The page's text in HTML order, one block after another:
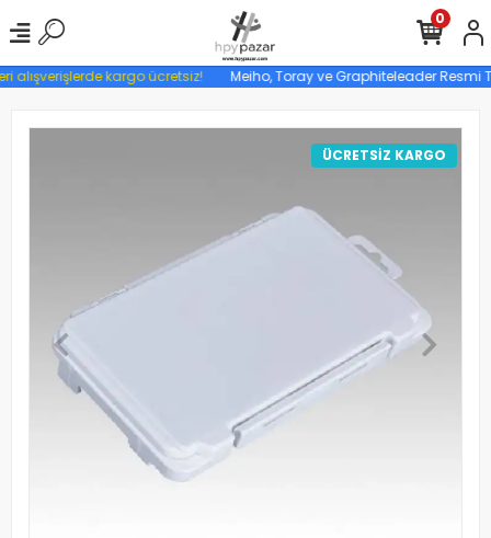
alışverişlerde kargo ücretsiz! Meiho, Toray ve Graphiteleader Resmi
0
ÜCRETSİZ KARGO